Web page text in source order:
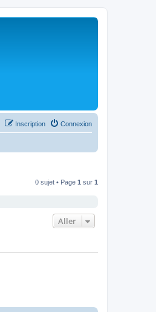
Connexion
Inscription
0 sujet • Page 1 sur 1
Aller